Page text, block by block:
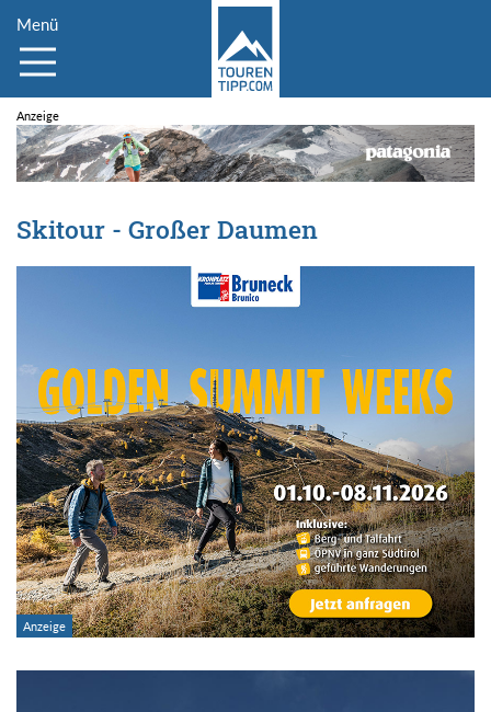
Menü
Skitour - Großer Daumen